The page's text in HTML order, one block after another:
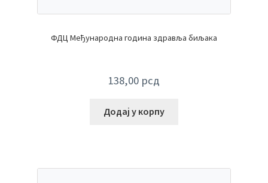
ФДЦ Међународна година здравља биљака
138,00 рсд
Додај у корпу